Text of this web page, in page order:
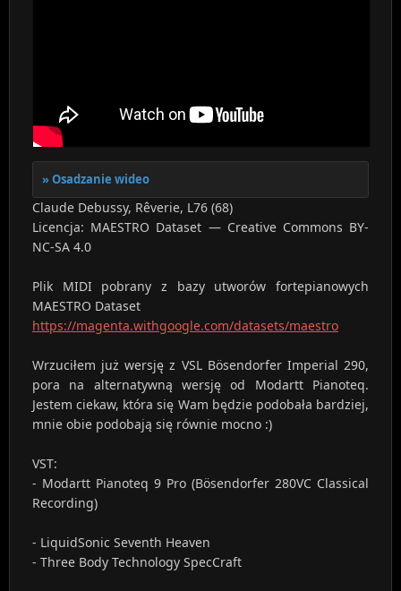
Osadzanie wideo
Claude Debussy, Rêverie, L76 (68)
Licencja: MAESTRO Dataset — Creative Commons BY-
NC-SA 4.0
Plik MIDI pobrany z bazy utworów fortepianowych
MAESTRO Dataset
https://magenta.withgoogle.com/datasets/maestro
Wrzuciłem już wersję z VSL Bösendorfer Imperial 290,
pora na alternatywną wersję od Modartt Pianoteq.
Jestem ciekaw, która się Wam będzie podobała bardziej,
mnie obie podobają się równie mocno :)
VST:
- Modartt Pianoteq 9 Pro (Bösendorfer 280VC Classical
Recording)
- LiquidSonic Seventh Heaven
- Three Body Technology SpecCraft